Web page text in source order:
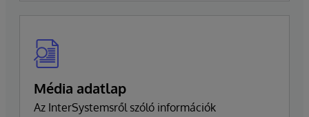
Média adatlap
Az InterSystemsről szóló információk